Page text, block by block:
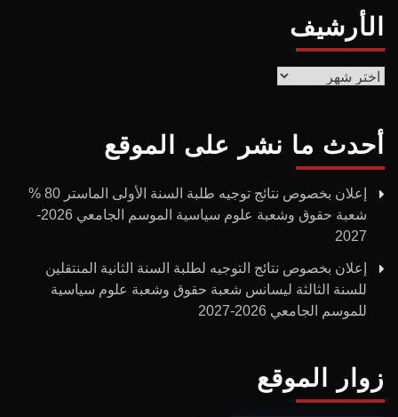
الأرشيف
الأرشيف
أحدث ما نشر على الموقع
إعلان بخصوص نتائج توجيه طلبة السنة الأولى الماستر 80 %
شعبة حقوق وشعبة علوم سياسية الموسم الجامعي 2026-
2027
إعلان بخصوص نتائج التوجيه لطلبة السنة الثانية المنتقلين
للسنة الثالثة ليسانس شعبة حقوق وشعبة علوم سياسية
للموسم الجامعي 2026-2027
زوار الموقع